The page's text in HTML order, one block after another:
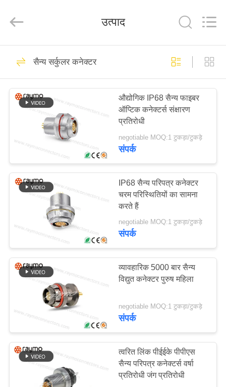
उत्पाद
हमारे
बारे
फैक्टरी
यात्रा
नियंत्रण
हमसे
संपर्क
Electronics
Technology
Reserved.
गोल धक्का खींच कनेक्टर
163
गोलाकार जलरोधक
कनेक्टर
100
परिपत्र प्लास्टिक
कनेक्टर्स
उत्पाद
सैन्य सर्कुलर कनेक्टर
औद्योगिक IP68 सैन्य फाइबर
ऑप्टिक कनेक्टर्स संक्षारण
प्रतिरोधी
negotiable MOQ:1 टुकड़ा/टुकड़े
संपर्क
IP68 सैन्य परिपत्र कनेक्टर
चरम परिस्थितियों का सामना
करते हैं
negotiable MOQ:1 टुकड़ा/टुकड़े
संपर्क
व्यावहारिक 5000 बार सैन्य
विद्युत कनेक्टर पुरुष महिला
negotiable MOQ:1 टुकड़ा/टुकड़े
संपर्क
त्वरित लिंक पीईईके पीपीएस
सैन्य परिपत्र कनेक्टर्स वर्षा
प्रतिरोधी जंग प्रतिरोधी